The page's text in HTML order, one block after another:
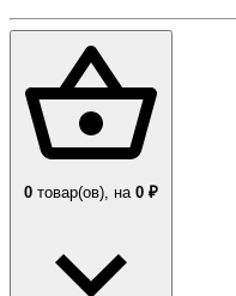
0 товар(ов), на 0 ₽